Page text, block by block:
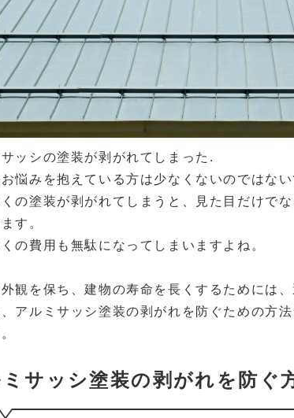
ッシの塗装が剥がれてしまった.
悩みを抱えている方は少なくないのではない
の塗装が剥がれてしまうと、見た目だけで
す。
の費用も無駄になってしまいますよね。
観を保ち、建物の寿命を長くするためには、
アルミサッシ塗装の剥がれを防ぐための方
サッシ塗装の剥がれを防ぐ